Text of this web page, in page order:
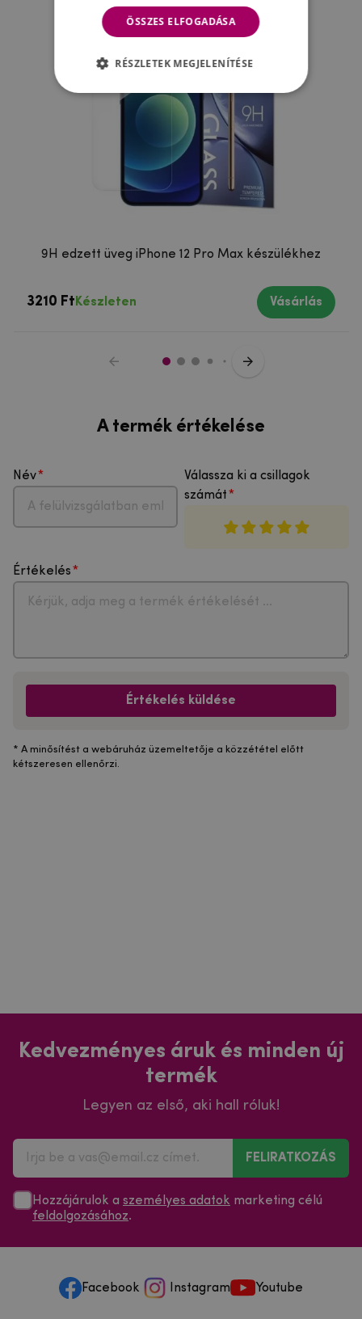
9H edzett üveg iPhone 12 Pro Max készülékhez
3210 Ft Készleten Vásárlás
A termék értékelése
Név
Válassza ki a csillagok
számát
Értékelés
Értékelés küldése
* A minősítést a webáruház üzemeltetője a közzététel előtt
kétszeresen ellenőrzi.
Kedvezményes áruk és minden új
termék
Legyen az első, aki hall róluk!
FELIRATKOZÁS
Hozzájárulok a személyes adatok marketing célú
feldolgozásához.
Facebook Instagram Youtube
ÖSSZES ELFOGADÁSA
RÉSZLETEK MEGJELENÍTÉSE